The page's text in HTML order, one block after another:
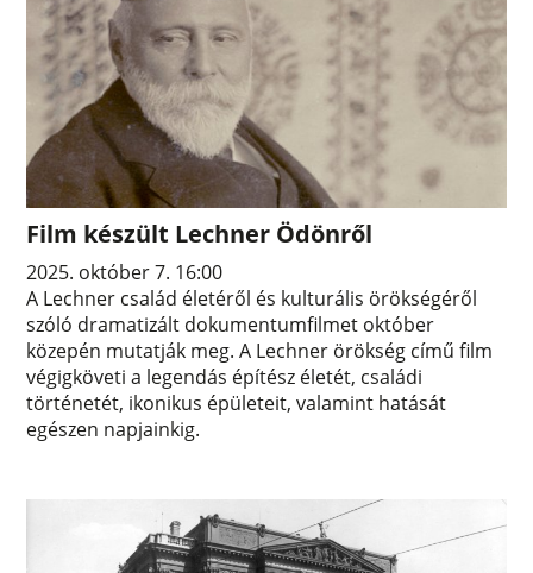
Film készült Lechner Ödönről
2025. október 7. 16:00
A Lechner család életéről és kulturális örökségéről
szóló dramatizált dokumentumfilmet október
közepén mutatják meg. A Lechner örökség című film
végigköveti a legendás építész életét, családi
történetét, ikonikus épületeit, valamint hatását
egészen napjainkig.